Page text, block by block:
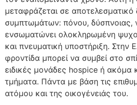
μεταφράζεται σε αποτελεσματικό
συμπτωμάτων: πόνου, δύσπνοιας,
ενσωματώνει ολοκληρωμένη
και πνευματική υποστήριξη. Στην
φροντίδα μπορεί να συμβεί στο
ειδικές μονάδες hospice ή ακόμα
τμήματα. Πάντα με βάση τις
ατόμου και της οικογένειάς του.